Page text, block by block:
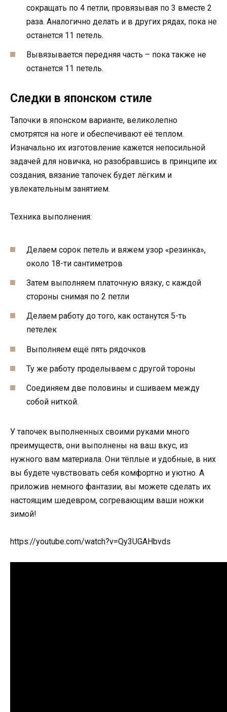
сокращать по 4 петли, провязывая по 3 вместе 2
раза. Аналогично делать и в других рядах, пока не
останется 11 петель.
Вывязывается передняя часть – пока также не
останется 11 петель.
Следки в японском стиле
Тапочки в японском варианте, великолепно
смотрятся на ноге и обеспечивают её теплом.
Изначально их изготовление кажется непосильной
задачей для новичка, но разобравшись в принципе их
создания, вязание тапочек будет лёгким и
увлекательным занятием.
Техника выполнения:
Делаем сорок петель и вяжем узор «резинка»,
около 18-ти сантиметров
Затем выполняем платочную вязку, с каждой
стороны снимая по 2 петли
Делаем работу до того, как останутся 5-ть
петелек
Выполняем ещё пять рядочков
Ту же работу проделываем с другой тороны
Соединяем две половины и сшиваем между
собой ниткой.
У тапочек выполненных своими руками много
преимуществ, они выполнены на ваш вкус, из
нужного вам материала. Они тёплые и удобные, в них
вы будете чувствовать себя комфортно и уютно. А
приложив немного фантазии, вы можете сделать их
настоящим шедевром, согревающим ваши ножки
зимой!
https://youtube.com/watch?v=Qy3UGAHbvds